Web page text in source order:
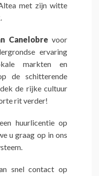
met zijn witte
Canelobre voor
ervaring
markten en
de schitterende
de rijke cultuur
rit verder!
huurlicentie op
u graag op in ons
snel contact op